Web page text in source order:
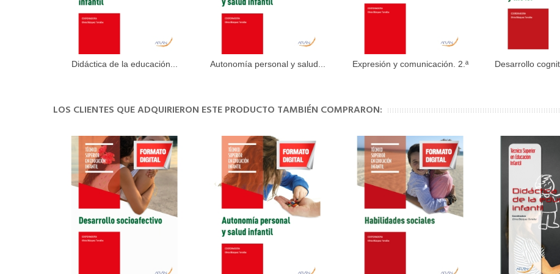
Añadir al carrito
Didáctica de la educación... Añadir al carrito
Autonomía personal y salud... Añadir al carrito
Expresión y comunicación. 2.ª
Añadir
Desarrollo
LOS CLIENTES QUE ADQUIRIERON ESTE PRODUCTO TAMBIÉN COMPRARON: